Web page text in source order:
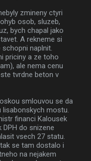
zmineny ctyri
osob, sluzeb,
bych chapal jako
A rekneme si
naplnit.
priciny a ze toho
ale nema cenu
tvrdne beton v
smlouvou se da
mostu.
financi Kalousek
do snizene
vsech 27 statu.
se tam dostalo i
na nejakem